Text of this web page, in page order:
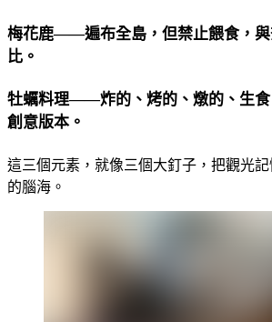
梅花鹿——遍布全島，但禁止餵食，與
比。
牡蠣料理——炸的、烤的、燉的、生食
創意版本。
這三個元素，就像三個大釘子，把觀光
的腦海。